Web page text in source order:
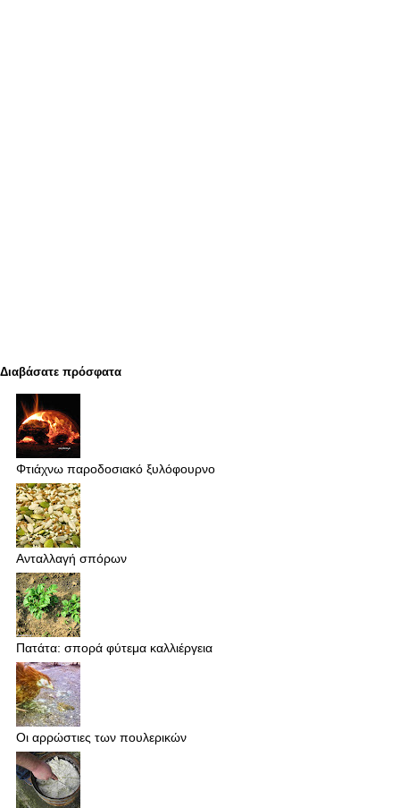
Διαβάσατε πρόσφατα
Φτιάχνω παροδοσιακό ξυλόφουρνο
Ανταλλαγή σπόρων
Πατάτα: σπορά φύτεμα καλλιέργεια
Οι αρρώστιες των πουλερικών